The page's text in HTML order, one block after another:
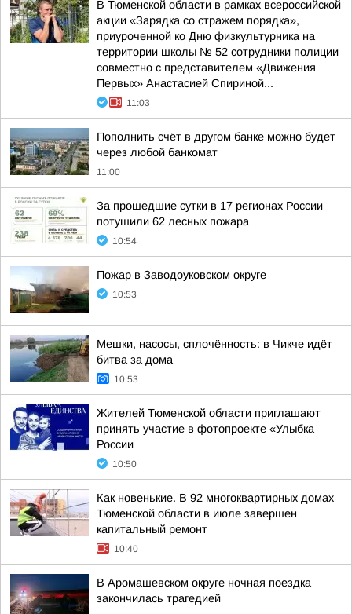
В Тюменской области в рамках всероссийской
акции «Зарядка со стражем порядка»,
приуроченной ко Дню физкультурника на
территории школы № 52 сотрудники полиции
совместно с представителем «Движения
Первых» Анастасией Спириной...
11:03
Пополнить счёт в другом банке можно будет
через любой банкомат
11:00
За прошедшие сутки в 17 регионах России
потушили 62 лесных пожара
10:54
Пожар в Заводоуковском округе
10:53
Мешки, насосы, сплочённость: в Чикче идёт
битва за дома
10:53
Жителей Тюменской области приглашают
принять участие в фотопроекте «Улыбка
России
10:50
Как новенькие. В 92 многоквартирных домах
Тюменской области в июле завершен
капитальный ремонт
10:40
В Аромашевском округе ночная поездка
закончилась трагедией